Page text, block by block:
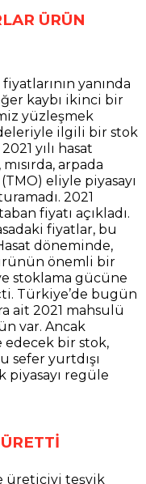
ÜRÜN
yanında
kaybı ikinci bir
yüzleşmek
ilgili bir stok
yılı hasat
arpada
eliyle piyasayı
2021
fiyatı açıkladı.
fiyatlar, bu
döneminde,
önemli bir
stoklama gücüne
Türkiye’de bugün
ait 2021 mahsulü
var. Ancak
edecek bir stok,
sefer yurtdışı
piyasayı regüle
üreticiyi teşvik